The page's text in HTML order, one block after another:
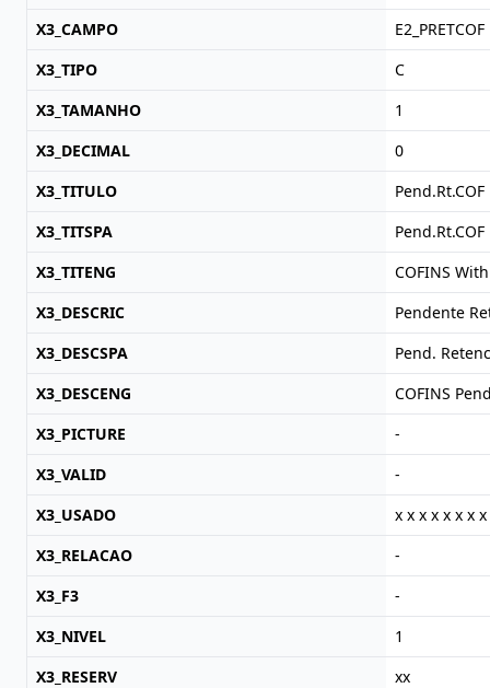
X3_CAMPO
E2_PRETCOF
X3_TIPO
C
X3_TAMANHO
1
X3_DECIMAL
0
X3_TITULO
Pend.Rt.COF
X3_TITSPA
Pend.Rt.COF
X3_TITENG
COFINS
X3_DESCRIC
Pendente
X3_DESCSPA
Pend.
X3_DESCENG
COFINS
X3_PICTURE
-
X3_VALID
-
X3_USADO
x x x x x x x
X3_RELACAO
-
X3_F3
-
X3_NIVEL
1
X3_RESERV
xx